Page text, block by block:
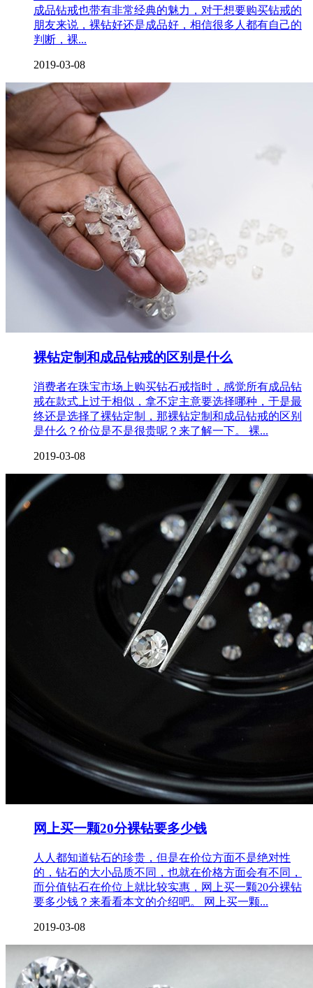
成品钻戒也带有非常经典的魅力，对于想要购买钻戒的
朋友来说，裸钻好还是成品好，相信很多人都有自己的
判断，裸...
2019-03-08
裸钻定制和成品钻戒的区别是什么
消费者在珠宝市场上购买钻石戒指时，感觉所有成品钻
戒在款式上过于相似，拿不定主意要选择哪种，于是最
终还是选择了裸钻定制，那裸钻定制和成品钻戒的区别
是什么？价位是不是很贵呢？来了解一下。 裸...
2019-03-08
网上买一颗20分裸钻要多少钱
人人都知道钻石的珍贵，但是在价位方面不是绝对性
的，钻石的大小品质不同，也就在价格方面会有不同，
而分值钻石在价位上就比较实惠，网上买一颗20分裸钻
要多少钱？来看看本文的介绍吧。 网上买一颗...
2019-03-08